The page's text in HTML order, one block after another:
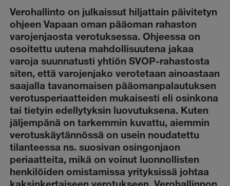
Verohallinto on julkaissut hiljattain päivitetyn
ohjeen Vapaan oman pääoman rahaston
varojenjaosta verotuksessa. Ohjeessa on
osoitettu uutena mahdollisuutena jakaa
varoja suunnatusti yhtiön SVOP-rahastosta
siten, että varojenjako verotetaan ainoastaan
saajalla tavanomaisen pääomanpalautuksen
verotusperiaatteiden mukaisesti eli osinkona
tai tietyin edellytyksin luovutuksena. Kuten
jäljempänä on tarkemmin kuvattu, aiemmin
verotuskäytännössä on usein noudatettu
tilanteessa ns. suosivan osingonjaon
periaatteita, mikä on voinut luonnollisten
henkilöiden omistamissa yrityksissä johtaa